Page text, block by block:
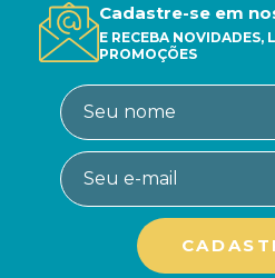
Cadastre-se em
E RECEBA NOVIDADES,
PROMOÇÕES